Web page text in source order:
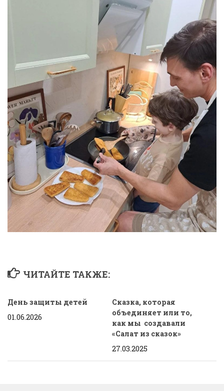
ЧИТАЙТЕ ТАКЖЕ:
День защиты детей
01.06.2026
Сказка, которая
объединяет или то,
как мы создавали
«Салат из сказок»
27.03.2025